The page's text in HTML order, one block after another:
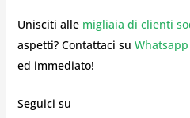
Unisciti alle migliaia di clienti
aspetti? Contattaci su Whatsapp
ed immediato!
Seguici su